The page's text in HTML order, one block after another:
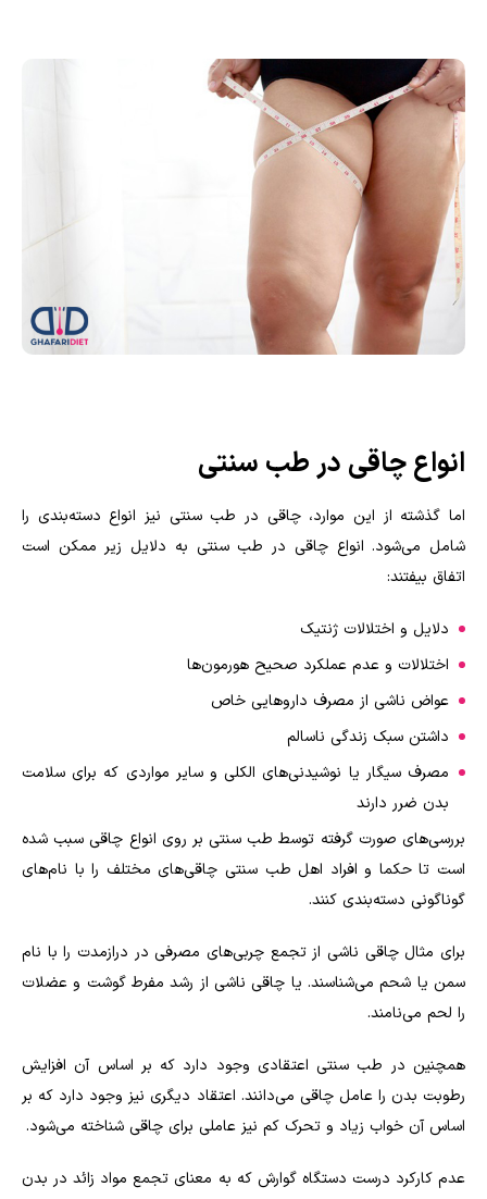
انواع چاقی در طب سنتی
اما گذشته از این موارد، چاقی در طب سنتی نیز انواع دسته‌بندی را
شامل می‌شود. انواع چاقی در طب سنتی به دلایل زیر ممکن است
اتفاق بیفتند:
دلایل و اختلالات ژنتیک
اختلالات و عدم عملکرد صحیح هورمون‌ها
عواض ناشی از مصرف داروهایی خاص
داشتن سبک زندگی ناسالم
مصرف سیگار یا نوشیدنی‌های الکلی و سایر مواردی که برای سلامت
بدن ضرر دارند
بررسی‌های صورت گرفته توسط طب سنتی بر روی انواع چاقی سبب شده
است تا حکما و افراد اهل طب سنتی چاقی‌های مختلف را با نام‌های
گوناگونی دسته‌بندی کنند.
برای مثال چاقی ناشی از تجمع چربی‌های مصرفی در درازمدت را با نام
سمن یا شحم می‌شناسند. یا چاقی ناشی از رشد مفرط گوشت و عضلات
را لحم می‌نامند.
همچنین در طب سنتی اعتقادی وجود دارد که بر اساس آن افزایش
رطوبت بدن را عامل چاقی می‌دانند. اعتقاد دیگری نیز وجود دارد که بر
اساس آن خواب زیاد و تحرک کم نیز عاملی برای چاقی شناخته می‌شود.
عدم کارکرد درست دستگاه گوارش که به معنای تجمع مواد زائد در بدن